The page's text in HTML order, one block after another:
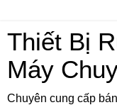
Thiết Bị
Máy
Chuyên cung cấp